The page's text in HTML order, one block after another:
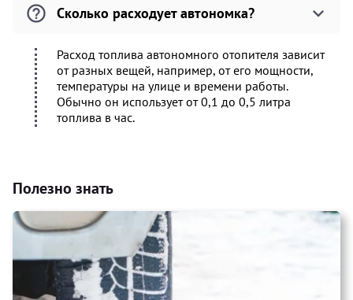
Сколько расходует автономка?
Расход топлива автономного отопителя зависит
от разных вещей, например, от его мощности,
температуры на улице и времени работы.
Обычно он использует от 0,1 до 0,5 литра
топлива в час.
Полезно знать